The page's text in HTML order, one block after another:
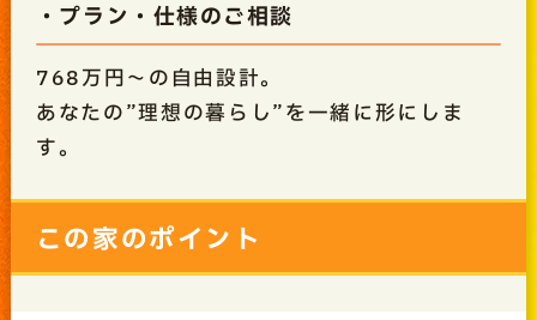
・プラン・仕様のご相談
768万円～の自由設計。
あなたの”理想の暮らし”を一緒に形にしま
す。
この家のポイント